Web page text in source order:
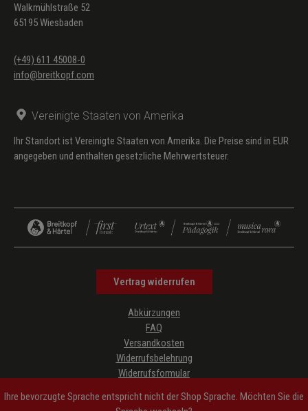
Walkmühlstraße 52
65195 Wiesbaden
(+49) 611 45008-0
info@breitkopf.com
Vereinigte Staaten von Amerika
Ihr Standort ist Vereinigte Staaten von Amerika. Die Preise sind in EUR
angegeben und enthalten gesetzliche Mehrwertsteuer.
Vertrag widerrufen
Abkürzungen
FAQ
Versandkosten
Widerrufsbelehrung
Widerrufsformular
AGB
Ihre bevorzugte Sprache entspricht nicht der Shop Sprache. Möchten Sie die